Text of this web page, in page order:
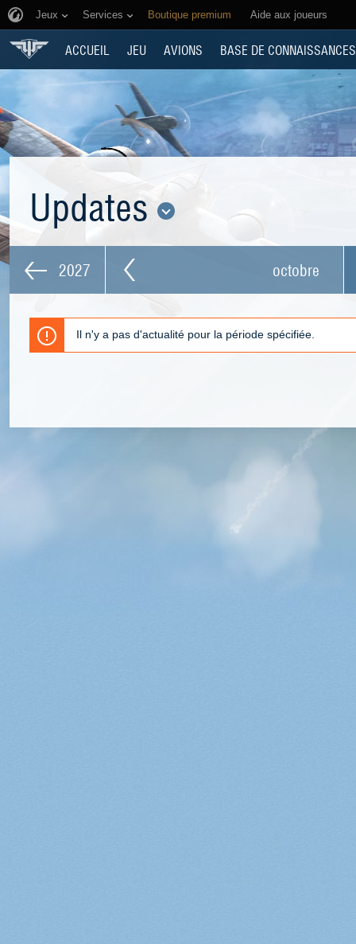
Jeux Services Boutique premium Aide aux joueurs
ACCUEIL JEU AVIONS BASE DE CONNAISSANCES
Updates
2027 octobre
Il n'y a pas d'actualité pour la période spécifiée.